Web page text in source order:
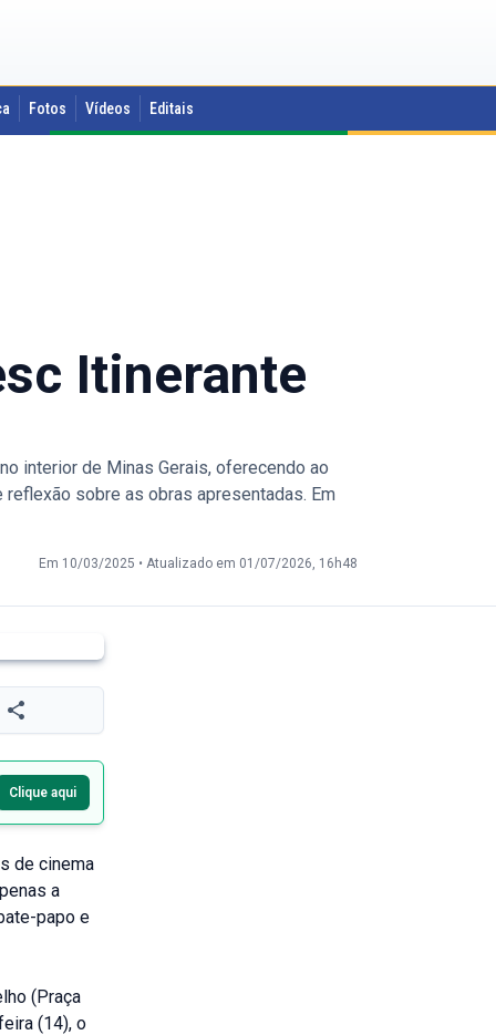
Fotos Vídeos Editais
Itinerante
interior de Minas Gerais, oferecendo ao
sobre as obras apresentadas. Em
Em 10/03/2025 • Atualizado em 01/07/2026, 16h48
Clique aqui
de cinema
a
papo e
(Praça
(14), o